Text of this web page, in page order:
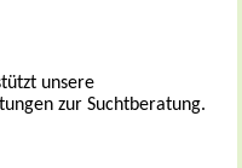
unsere
zur Suchtberatung.